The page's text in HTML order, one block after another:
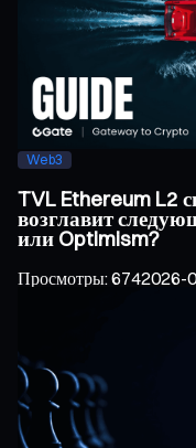
Web3
TVL Ethereum L2
возглавит
или Optimism?
Просмотры:6742026-